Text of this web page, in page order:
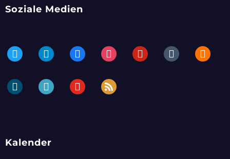
Soziale Medien
twitter telegramfacebookinstagrampinteresttumblr blogger
dailymotionperiscopeyoutube rss
Kalender